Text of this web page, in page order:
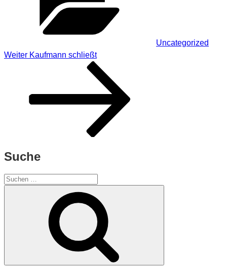
Uncategorized
Beitragsnavigation
Nächster
Weiter Kaufmann schließt
Suche
Suchen